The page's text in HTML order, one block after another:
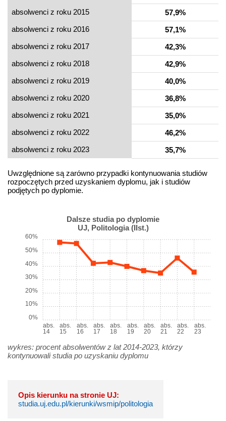
absolwenci z roku 2015
57,9%
absolwenci z roku 2016
57,1%
absolwenci z roku 2017
42,3%
absolwenci z roku 2018
42,9%
absolwenci z roku 2019
40,0%
absolwenci z roku 2020
36,8%
absolwenci z roku 2021
35,0%
absolwenci z roku 2022
46,2%
absolwenci z roku 2023
35,7%
Uwzględnione są zarówno przypadki kontynuowania studiów
rozpoczętych przed uzyskaniem dyplomu, jak i studiów
podjętych po dyplomie.
Dalsze studia po dyplomie
UJ, Politologia (IIst.)
abs.
14
abs.
15
abs.
16
abs.
17
abs.
18
abs.
19
abs.
20
abs.
21
abs.
22
abs.
23
0%
10%
20%
30%
40%
50%
60%
wykres: procent absolwentów z lat 2014-2023, którzy
kontynuowali studia po uzyskaniu dyplomu
Opis kierunku na stronie UJ:
studia.uj.edu.pl/kierunki/wsmip/politologia